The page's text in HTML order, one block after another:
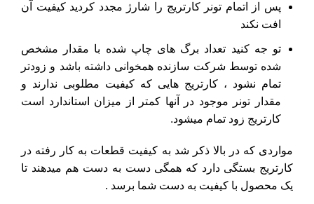
پس از اتمام تونر کارتریج را شارژ مجدد کردید کیفیت آن
افت نکند
تو جه کنید تعداد برگ های چاپ شده با مقدار مشخص
شده توسط شرکت سازنده همخوانی داشته باشد و زودتر
تمام نشود ، کارتریج هایی که کیفیت مطلوبی ندارند و
مقدار تونر موجود در آنها کمتر از میزان استاندارد است
کارتریج زود تمام میشود.
مواردی که در بالا ذکر شد به کیفیت قطعات به کار رفته در
کارتریج بستگی دارد که همگی دست به دست هم میدهند تا
یک محصول با کیفیت به دست شما برسد .